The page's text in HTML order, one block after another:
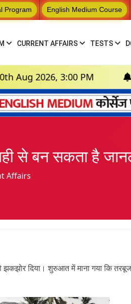
Program English Medium Course
CURRENT AFFAIRS TESTS
PM Hindi
से बन सकता है
Affairs
झकझोर दिया। शुरुआत में माना गया कि